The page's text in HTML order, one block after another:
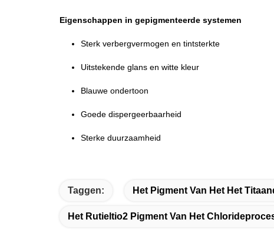
Eigenschappen in gepigmenteerde systemen
Sterk verbergvermogen en tintsterkte
Uitstekende glans en witte kleur
Blauwe ondertoon
Goede dispergeerbaarheid
Sterke duurzaamheid
Taggen: Het Pigment Van Het Het
Het Rutieltio2 Pigment Van Het